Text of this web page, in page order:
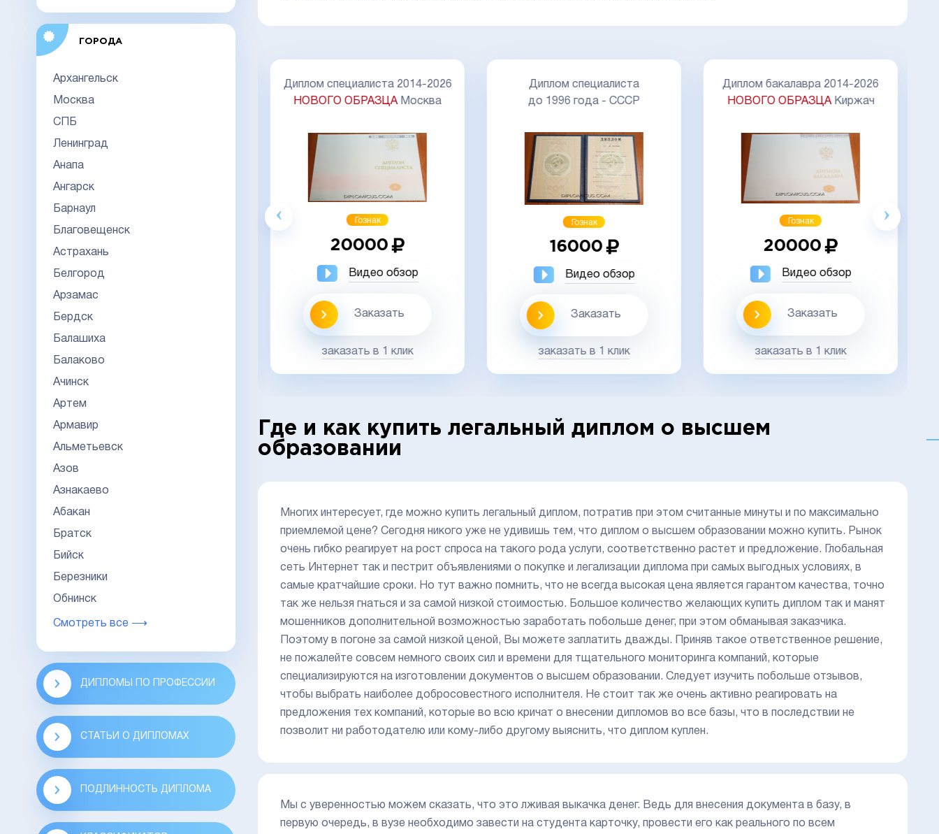
ГОРОДА
Архангельск
Москва
СПБ
Ленинград
Анапа
Ангарск
Барнаул
Благовещенск
Астрахань
Белгород
Арзамас
Бердск
Балашиха
Балаково
Ачинск
Артем
Армавир
Альметьевск
Азов
Азнакаево
Абакан
Братск
Бийск
Березники
Обнинск
Смотреть все ⟶
ДИПЛОМЫ ПО ПРОФЕССИИ
СТАТЬИ О ДИПЛОМАХ
ПОДЛИННОСТЬ ДИПЛОМА
Акция
Диплом специалиста 2014-2026
НОВОГО ОБРАЗЦА
23000
Диплом специалиста 2014-2026
НОВОГО ОБРАЗЦАМосква
Гознак
20000
Видео обзор
Заказать
заказать в 1 клик
Диплом специалиста
до 1996 года - СССР
Гознак
16000
Видео обзор
Заказать
заказать в 1 клик
Диплом бакалавра 2014-2026
НОВОГО ОБРАЗЦА Киржач
Гознак
20000
Видео обзор
Заказать
заказать в 1 клик
Где и как купить легальный диплом о высшем
образовании
Многих интересует, где можно купить легальный диплом, потратив при этом считанные минуты и по максимально
приемлемой цене? Сегодня никого уже не удивишь тем, что диплом о высшем образовании можно купить. Рынок
очень гибко реагирует на рост спроса на такого рода услуги, соответственно растет и предложение. Глобальная
сеть Интернет так и пестрит объявлениями о покупке и легализации диплома при самых выгодных условиях, в
самые кратчайшие сроки. Но тут важно помнить, что не всегда высокая цена является гарантом качества, точно
так же нельзя гнаться и за самой низкой стоимостью. Большое количество желающих купить диплом так и манят
мошенников дополнительной возможностью заработать побольше денег, при этом обманывая заказчика.
Поэтому в погоне за самой низкой ценой, Вы можете заплатить дважды. Приняв такое ответственное решение,
не пожалейте совсем немного своих сил и времени для тщательного мониторинга компаний, которые
специализируются на изготовлении документов о высшем образовании. Следует изучить побольше отзывов,
чтобы выбрать наиболее добросовестного исполнителя. Не стоит так же очень активно реагировать на
предложения тех компаний, которые во всю кричат о внесении дипломов во все базы, что в последствии не
позволит ни работодателю или кому-либо другому выяснить, что диплом куплен.
Мы с уверенностью можем сказать, что это лживая выкачка денег. Ведь для внесения документа в базу, в
первую очередь, в вузе необходимо завести на студента карточку, провести его как реального по всем